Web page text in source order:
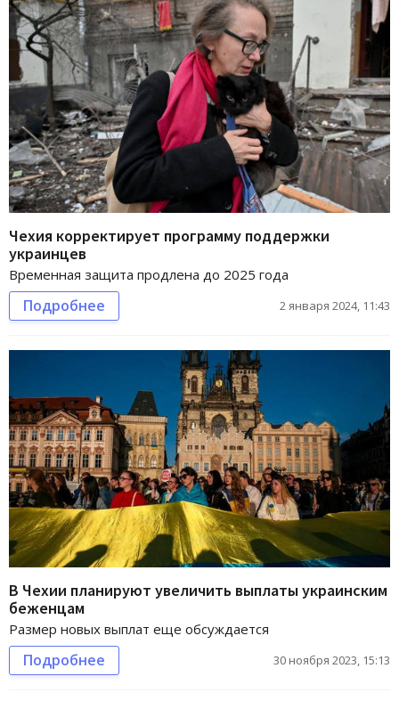
Чехия корректирует программу поддержки
украинцев
Временная защита продлена до 2025 года
Подробнее 2 января 2024, 11:43
В Чехии планируют увеличить выплаты украинским
беженцам
Размер новых выплат еще обсуждается
Подробнее 30 ноября 2023, 15:13